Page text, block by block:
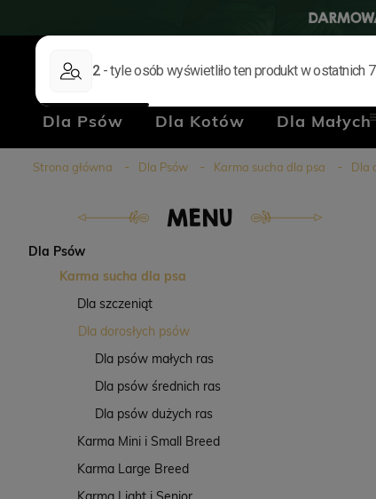
Dla Psów Dla Kotów Dla
Klub Hodowców
Blog Kontakt
Strona główna Dla Psów Karma sucha dla psa Dla
MENU
Dla Psów
Karma sucha dla psa
Dla szczeniąt
Dla dorosłych psów
Dla psów małych ras
Dla psów średnich ras
Dla psów dużych ras
Karma Mini i Small Breed
Karma Large Breed